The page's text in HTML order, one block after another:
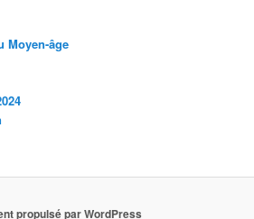
Moyen-âge
propulsé par WordPress